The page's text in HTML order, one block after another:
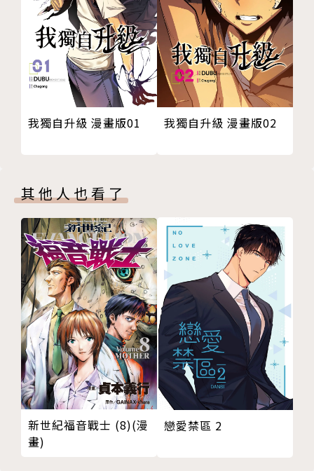
我獨自升級 漫畫版01 我獨自升級 漫畫版02
其他人也看了
新世紀福音戰士 (8)(漫
畫)
戀愛禁區 2